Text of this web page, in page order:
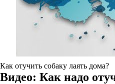
Как отучить собаку лаять дома?
Видео: Как надо